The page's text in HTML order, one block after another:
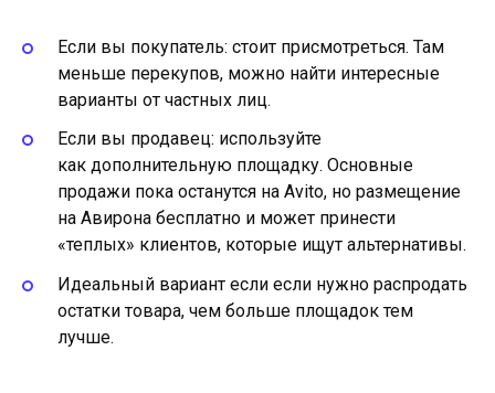
Если вы покупатель: стоит присмотреться. Там
меньше перекупов, можно найти интересные
варианты от частных лиц.
Если вы продавец: используйте
как дополнительную площадку. Основные
продажи пока останутся на Avito, но размещение
на Авирона бесплатно и может принести
«теплых» клиентов, которые ищут альтернативы.
Идеальный вариант если если нужно распродать
остатки товара, чем больше площадок тем
лучше.